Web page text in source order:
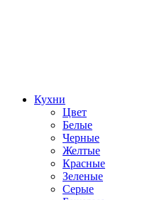
Кухни
Цвет
Белые
Черные
Желтые
Красные
Зеленые
Серые